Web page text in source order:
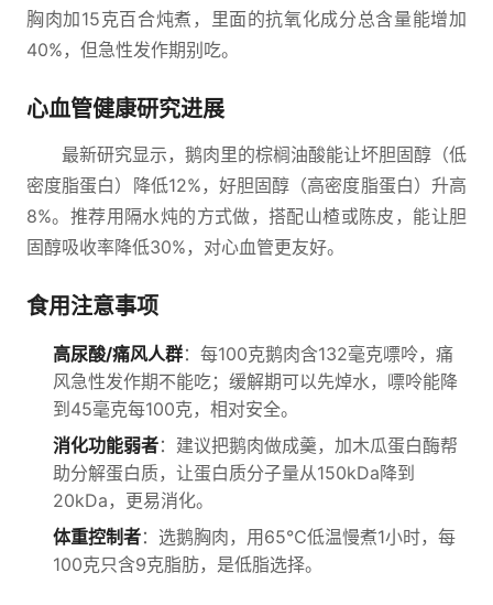
胸肉加15克百合炖煮，里面的抗氧化成分总含量能增加
40%，但急性发作期别吃。
心血管健康研究进展
最新研究显示，鹅肉里的棕榈油酸能让坏胆固醇（低
密度脂蛋白）降低12%，好胆固醇（高密度脂蛋白）升高
8%。推荐用隔水炖的方式做，搭配山楂或陈皮，能让胆
固醇吸收率降低30%，对心血管更友好。
食用注意事项
高尿酸/痛风人群：每100克鹅肉含132毫克嘌呤，痛
风急性发作期不能吃；缓解期可以先焯水，嘌呤能降
到45毫克每100克，相对安全。
消化功能弱者：建议把鹅肉做成羹，加木瓜蛋白酶帮
助分解蛋白质，让蛋白质分子量从150kDa降到
20kDa，更易消化。
体重控制者：选鹅胸肉，用65℃低温慢煮1小时，每
100克只含9克脂肪，是低脂选择。